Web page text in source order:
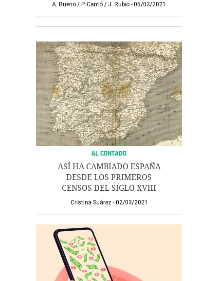
A. Bueno / P. Cantó / J. Rubio 05/03/2021
AL CONTADO
ASÍ HA CAMBIADO ESPAÑA
DESDE LOS PRIMEROS
CENSOS DEL SIGLO XVIII
Cristina Suárez 02/03/2021